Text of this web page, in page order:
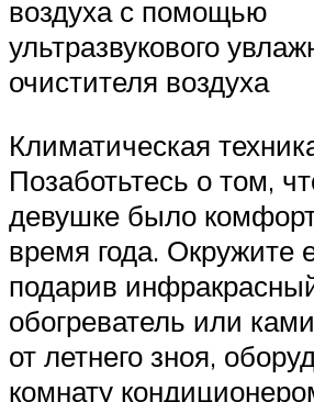
воздуха с помощью
ультразвукового
очистителя воздуха
Климатическая
Позаботьтесь о том,
девушке было
время года. Окружите
подарив
обогреватель или
от летнего зноя,
комнату